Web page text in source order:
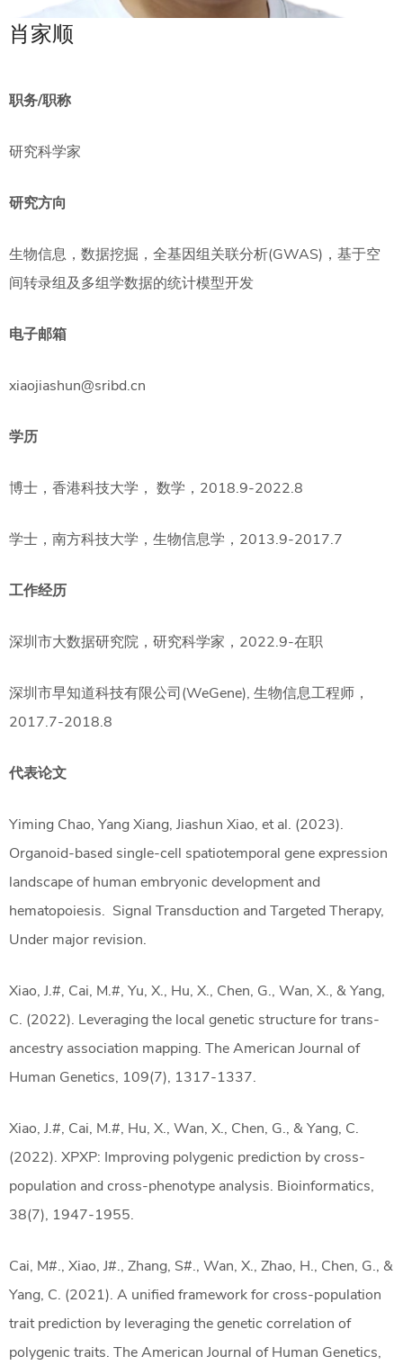
肖家顺
职务/职称
研究科学家
研究方向
生物信息，数据挖掘，全基因组关联分析(GWAS)，基于空
间转录组及多组学数据的统计模型开发
电子邮箱
xiaojiashun@sribd.cn
学历
博士，香港科技大学， 数学，2018.9-2022.8
学士，南方科技大学，生物信息学，2013.9-2017.7
工作经历
深圳市大数据研究院，研究科学家，2022.9-在职
深圳市早知道科技有限公司(WeGene), 生物信息工程师，
2017.7-2018.8
代表论文
Yiming Chao, Yang Xiang, Jiashun Xiao, et al. (2023).
Organoid-based single-cell spatiotemporal gene expression
landscape of human embryonic development and
hematopoiesis. Signal Transduction and Targeted Therapy,
Under major revision.
Xiao, J.#, Cai, M.#, Yu, X., Hu, X., Chen, G., Wan, X., & Yang,
C. (2022). Leveraging the local genetic structure for trans-
ancestry association mapping. The American Journal of
Human Genetics, 109(7), 1317-1337.
Xiao, J.#, Cai, M.#, Hu, X., Wan, X., Chen, G., & Yang, C.
(2022). XPXP: Improving polygenic prediction by cross-
population and cross-phenotype analysis. Bioinformatics,
38(7), 1947-1955.
Cai, M#., Xiao, J#., Zhang, S#., Wan, X., Zhao, H., Chen, G., &
Yang, C. (2021). A unified framework for cross-population
trait prediction by leveraging the genetic correlation of
polygenic traits. The American Journal of Human Genetics,